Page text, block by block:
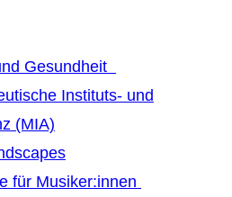
Gesundheit
Instituts- und
(MIA)
für Musiker:innen